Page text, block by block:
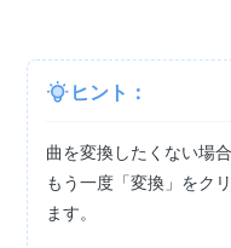
ヒント：
曲を変換したくない場
もう一度「変換」をク
ます。